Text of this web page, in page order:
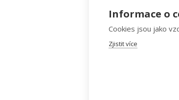
Informace o
Cookies jsou jako
Zjistit více